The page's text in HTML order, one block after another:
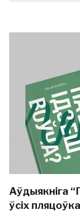
Аўдыякніга
ўсіх